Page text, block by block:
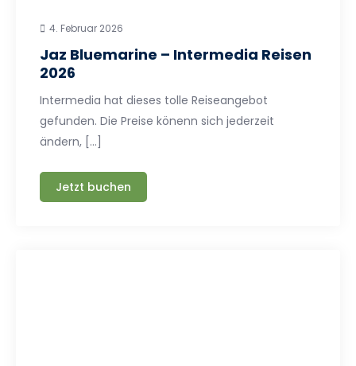
4. Februar 2026
Jaz Bluemarine – Intermedia Reisen
2026
Intermedia hat dieses tolle Reiseangebot
gefunden. Die Preise könenn sich jederzeit
ändern, […]
Jetzt buchen